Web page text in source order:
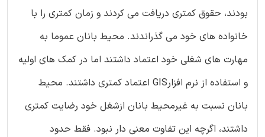
بودند، حقوق کمتری دریافت می کردند و زمان کمتری را با
خانواده های خود می گذراندند. محیط بانان عموما به
مهارت های شغلی خود اعتماد داشتند اما در کمک های اولیه
و استفاده از نرم افزارGIS اعتماد کمتری داشتند. محیط
بانان نسبت به غیرمحیط بانان ازشغل خود رضایت کمتری
داشتند، اگرچه این تفاوت معنی دار نبود. فقط حدود